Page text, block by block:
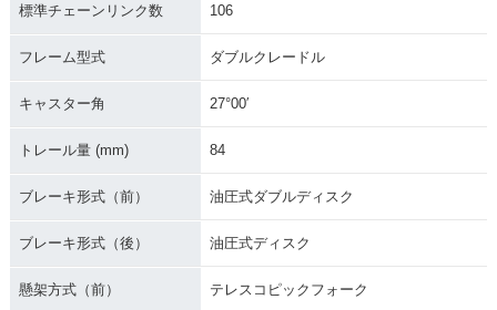
標準チェーンリンク数 106
フレーム型式 ダブルクレードル
キャスター角 27°00′
トレール量 (mm) 84
ブレーキ形式（前） 油圧式ダブルディスク
ブレーキ形式（後） 油圧式ディスク
懸架方式（前） テレスコピックフォーク